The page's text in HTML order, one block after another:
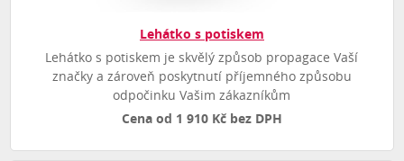
Lehátko s potiskem
Lehátko s potiskem je skvělý způsob propagace Vaší
značky a zároveň poskytnutí příjemného způsobu
odpočinku Vašim zákazníkům
Cena od 1 910 Kč bez DPH